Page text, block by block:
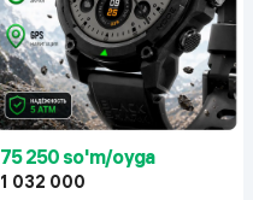
75 250 so'm/oyga
1 032 000